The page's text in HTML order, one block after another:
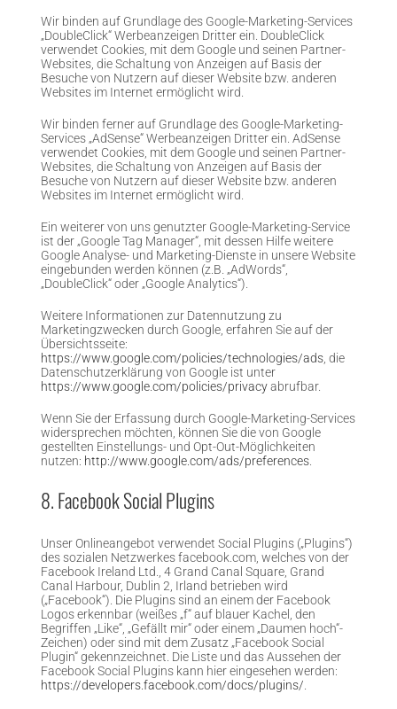
Wir binden auf Grundlage des Google-Marketing-Services
„DoubleClick“ Werbeanzeigen Dritter ein. DoubleClick
verwendet Cookies, mit dem Google und seinen Partner-
Websites, die Schaltung von Anzeigen auf Basis der
Besuche von Nutzern auf dieser Website bzw. anderen
Websites im Internet ermöglicht wird.
Wir binden ferner auf Grundlage des Google-Marketing-
Services „AdSense“ Werbeanzeigen Dritter ein. AdSense
verwendet Cookies, mit dem Google und seinen Partner-
Websites, die Schaltung von Anzeigen auf Basis der
Besuche von Nutzern auf dieser Website bzw. anderen
Websites im Internet ermöglicht wird.
Ein weiterer von uns genutzter Google-Marketing-Service
ist der „Google Tag Manager“, mit dessen Hilfe weitere
Google Analyse- und Marketing-Dienste in unsere Website
eingebunden werden können (z.B. „AdWords“,
„DoubleClick“ oder „Google Analytics“).
Weitere Informationen zur Datennutzung zu
Marketingzwecken durch Google, erfahren Sie auf der
Übersichtsseite:
https://www.google.com/policies/technologies/ads, die
Datenschutzerklärung von Google ist unter
https://www.google.com/policies/privacyabrufbar.
Wenn Sie der Erfassung durch Google-Marketing-Services
widersprechen möchten, können Sie die von Google
gestellten Einstellungs- und Opt-Out-Möglichkeiten
nutzen: http://www.google.com/ads/preferences.
8. Facebook Social Plugins
Unser Onlineangebot verwendet Social Plugins („Plugins“)
des sozialen Netzwerkes facebook.com, welches von der
Facebook Ireland Ltd., 4 Grand Canal Square, Grand
Canal Harbour, Dublin 2, Irland betrieben wird
(„Facebook“). Die Plugins sind an einem der Facebook
Logos erkennbar (weißes „f“ auf blauer Kachel, den
Begriffen „Like“, „Gefällt mir“ oder einem „Daumen hoch“-
Zeichen) oder sind mit dem Zusatz „Facebook Social
Plugin“ gekennzeichnet. Die Liste und das Aussehen der
Facebook Social Plugins kann hier eingesehen werden:
https://developers.facebook.com/docs/plugins/.